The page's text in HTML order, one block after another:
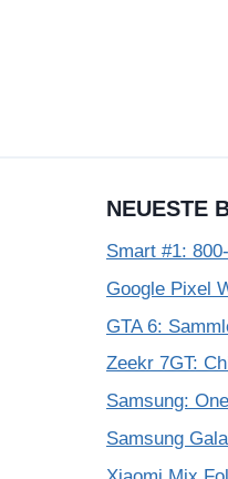
NEUESTE
Smart #1:
Google Pixel
GTA 6:
Zeekr 7GT:
Samsung:
Samsung